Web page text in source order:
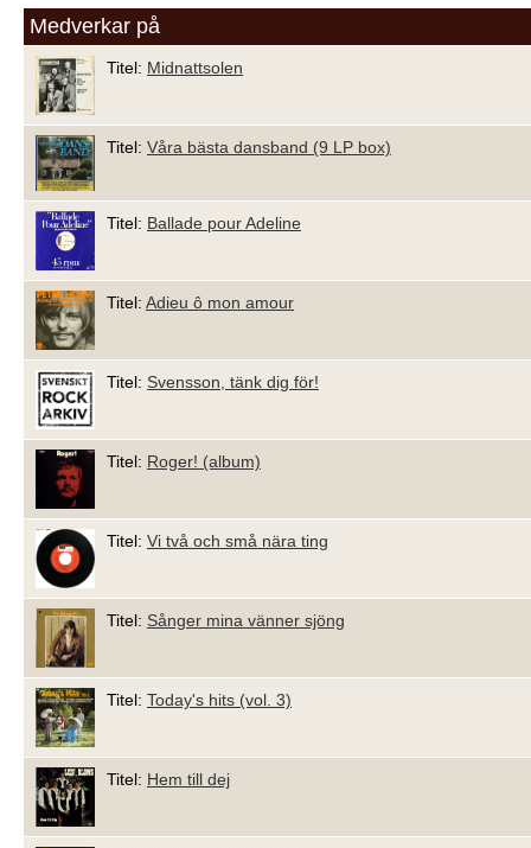
Medverkar på
Titel: Midnattsolen
Titel: Våra bästa dansband (9 LP box)
Titel: Ballade pour Adeline
Titel: Adieu ô mon amour
Titel: Svensson, tänk dig för!
Titel: Roger! (album)
Titel: Vi två och små nära ting
Titel: Sånger mina vänner sjöng
Titel: Today's hits (vol. 3)
Titel: Hem till dej